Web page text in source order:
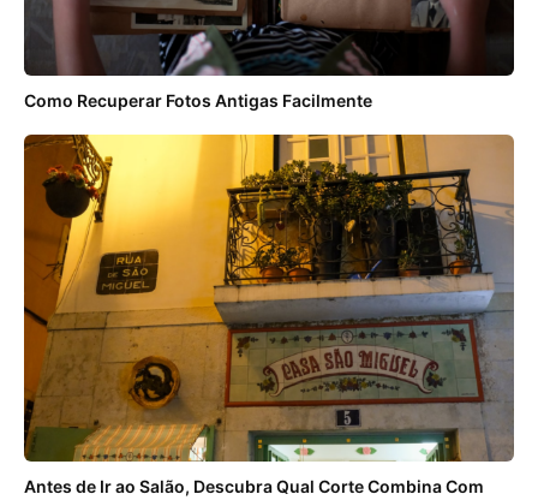
Como Recuperar Fotos Antigas Facilmente
Antes de Ir ao Salão, Descubra Qual Corte Combina Com